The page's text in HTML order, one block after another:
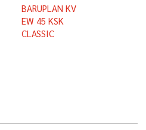
BARUPLAN KV
EW 45 KSK
CLASSIC